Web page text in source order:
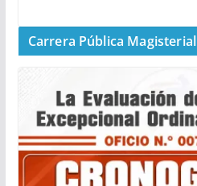
Carrera Pública Magisterial